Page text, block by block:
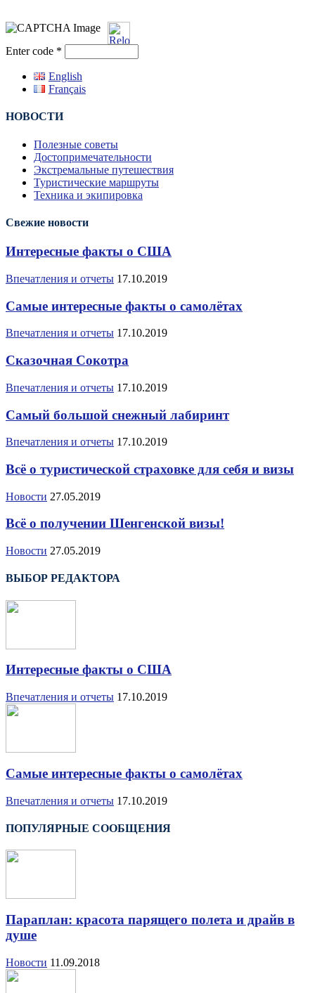
Enter code *
English
Français
НОВОСТИ
Полезные советы
Достопримечательности
Экстремальные путешествия
Туристические маршруты
Техника и экипировка
Свежие новости
Интересные факты о США
Впечатления и отчеты 17.10.2019
Самые интересные факты о самолётах
Впечатления и отчеты 17.10.2019
Сказочная Сокотра
Впечатления и отчеты 17.10.2019
Самый большой снежный лабиринт
Впечатления и отчеты 17.10.2019
Всё о туристической страховке для себя и визы
Новости 27.05.2019
Всё о получении Шенгенской визы!
Новости 27.05.2019
ВЫБОР РЕДАКТОРА
Интересные факты о США
Впечатления и отчеты 17.10.2019
Самые интересные факты о самолётах
Впечатления и отчеты 17.10.2019
ПОПУЛЯРНЫЕ СООБЩЕНИЯ
Параплан: красота парящего полета и драйв в
душе
Новости 11.09.2018